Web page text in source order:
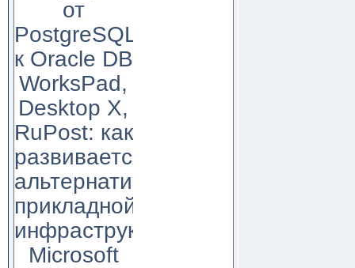
от
PostgreSQL
к Oracle DB
WorksPad,
Desktop X,
RuPost: как
развивается
альтернатива
прикладной
инфраструктуре
Microsoft